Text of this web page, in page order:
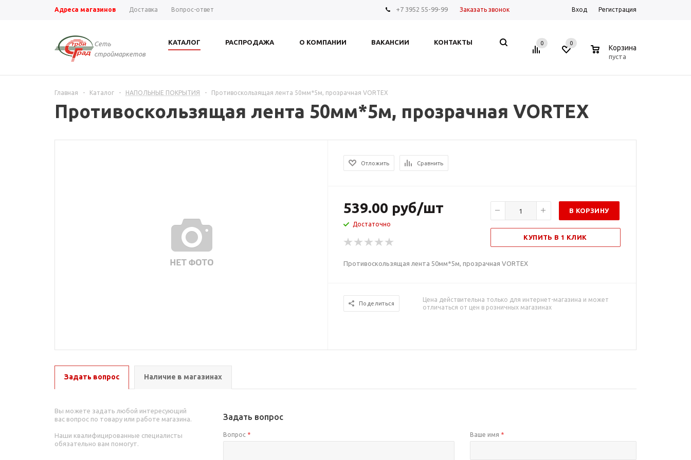
Адреса магазинов Доставка Вопрос-ответ +7 3952 55-99-99 Заказать звонок Вход Регистрация
Сеть
строймаркетов
КАТАЛОГ РАСПРОДАЖА О КОМПАНИИ ВАКАНСИИ КОНТАКТЫ 0 0
Корзина
пуста
Главная - Каталог - НАПОЛЬНЫЕ ПОКРЫТИЯ - Противоскользящая лента 50мм*5м, прозрачная VORTEX
Противоскользящая лента 50мм*5м, прозрачная VORTEX
Отложить Сравнить
539.00 руб/шт
Достаточно
В КОРЗИНУ
КУПИТЬ В 1 КЛИК
Противоскользящая лента 50мм*5м, прозрачная VORTEX
Поделиться
Цена действительна только для интернет-магазина и может
отличаться от цен в розничных магазинах
Задать вопрос Наличие в магазинах
Вы можете задать любой интересующий
вас вопрос по товару или работе магазина.
Наши квалифицированные специалисты
обязательно вам помогут.
Задать вопрос
Вопрос * Ваше имя *